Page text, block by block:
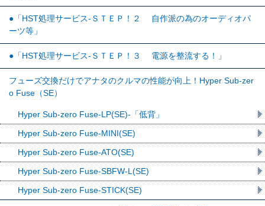
●「HST処理サービス-ＳＴＥＰ！２ 自作派の為のオーディオパ
ーツ等」
●「HST処理サービス-ＳＴＥＰ！３ 電源を整流する！」
フューズ交換だけでアナタのクルマの性能が向上！Hyper Sub-zer
o Fuse（SE）
Hyper Sub-zero Fuse-LP(SE)-「低背」
Hyper Sub-zero Fuse-MINI(SE)
Hyper Sub-zero Fuse-ATO(SE)
Hyper Sub-zero Fuse-SBFW-L(SE)
Hyper Sub-zero Fuse-STICK(SE)